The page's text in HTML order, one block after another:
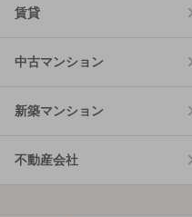
賃貸
中古マンション
新築マンション
不動産会社